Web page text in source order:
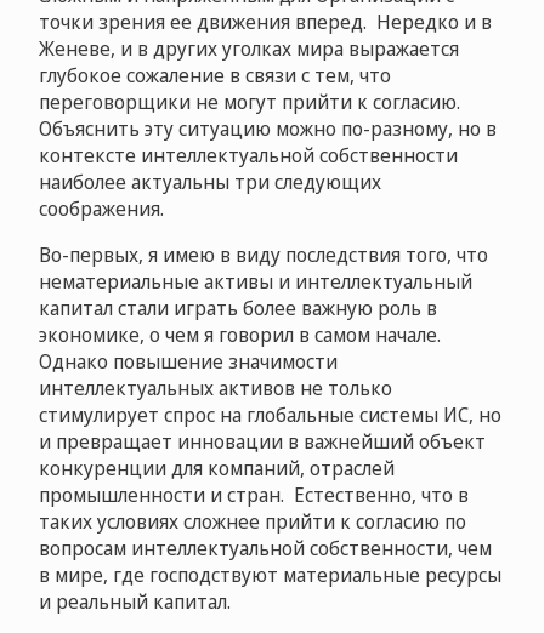
точки зрения ее движения вперед. Нередко и в
Женеве, и в других уголках мира выражается
глубокое сожаление в связи с тем, что
переговорщики не могут прийти к согласию.
Объяснить эту ситуацию можно по-разному, но в
контексте интеллектуальной собственности
наиболее актуальны три следующих
соображения.
Во-первых, я имею в виду последствия того, что
нематериальные активы и интеллектуальный
капитал стали играть более важную роль в
экономике, о чем я говорил в самом начале.
Однако повышение значимости
интеллектуальных активов не только
стимулирует спрос на глобальные системы ИС, но
и превращает инновации в важнейший объект
конкуренции для компаний, отраслей
промышленности и стран. Естественно, что в
таких условиях сложнее прийти к согласию по
вопросам интеллектуальной собственности, чем
в мире, где господствуют материальные ресурсы
и реальный капитал.